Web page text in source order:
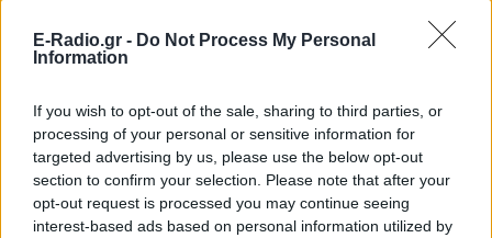
E-Radio.gr - Do Not Process My Personal
Information
If you wish to opt-out of the sale, sharing to third parties, or
processing of your personal or sensitive information for
targeted advertising by us, please use the below opt-out
section to confirm your selection. Please note that after your
opt-out request is processed you may continue seeing
interest-based ads based on personal information utilized by